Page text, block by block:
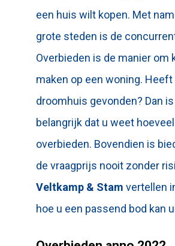
een huis wilt kopen. Met
grote steden is de
Overbieden is de manier om
maken op een woning. Heeft
droomhuis gevonden? Dan
belangrijk dat u weet
overbieden. Bovendien is
de vraagprijs nooit zonder
Veltkamp & Stam vertellen
hoe u een passend bod kan